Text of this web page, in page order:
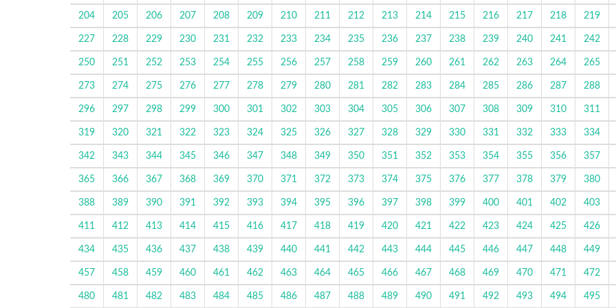
204 205 206 207 208 209 210 211 212 213 214 215 216 217 218 219
227 228 229 230 231 232 233 234 235 236 237 238 239 240 241 242
250 251 252 253 254 255 256 257 258 259 260 261 262 263 264 265
273 274 275 276 277 278 279 280 281 282 283 284 285 286 287 288
296 297 298 299 300 301 302 303 304 305 306 307 308 309 310 311
319 320 321 322 323 324 325 326 327 328 329 330 331 332 333 334
342 343 344 345 346 347 348 349 350 351 352 353 354 355 356 357
365 366 367 368 369 370 371 372 373 374 375 376 377 378 379 380
388 389 390 391 392 393 394 395 396 397 398 399 400 401 402 403
411 412 413 414 415 416 417 418 419 420 421 422 423 424 425 426
434 435 436 437 438 439 440 441 442 443 444 445 446 447 448 449
457 458 459 460 461 462 463 464 465 466 467 468 469 470 471 472
480 481 482 483 484 485 486 487 488 489 490 491 492 493 494 495